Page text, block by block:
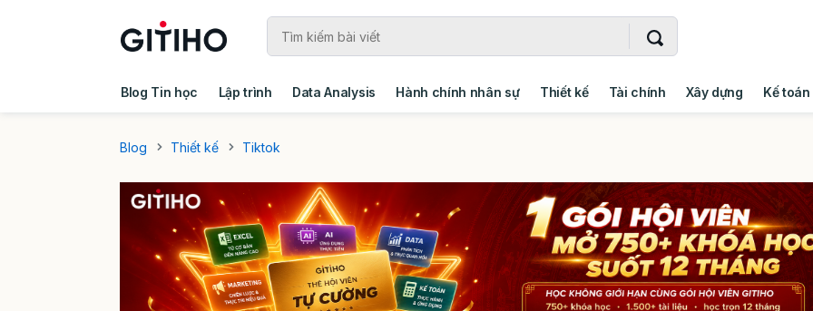
Blog Tin học Lập trình Data Analysis Hành chính nhân sự Thiết kế Tài chính Xây dựng Kế toán
Blog
Thiết kế Tiktok